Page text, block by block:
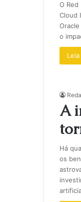
O
Cloud
o
A
Há
os